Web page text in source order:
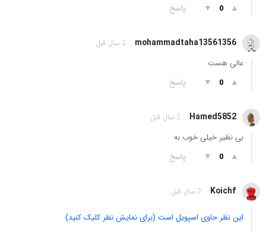
▲
0
▼ پاسخ
mohammadtaha13561356 2 سال قبل
عالی هست
▲
0
▼ پاسخ
Hamed5852 2 سال قبل
بی نظیر خیلی خوب به
▲
0
▼ پاسخ
Koichf 2 سال قبل
این نظر حاوی اسپویل است (برای نمایش نظر کلیک کنید)